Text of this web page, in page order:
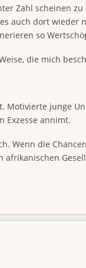
Zahl scheinen
auch dort wieder
so
die mich
junge
Exzesse annimt.
Wenn die